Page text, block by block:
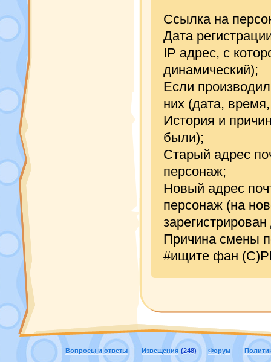
Ссылка на
Дата
IP адрес, с
динамический);
Если
них (дата,
История и
были);
Старый адрес
персонаж;
Новый адрес
персонаж (на
зарегистрирован
Причина смены
#ищите фан
Вопросы и ответы Извещения (248) Форум